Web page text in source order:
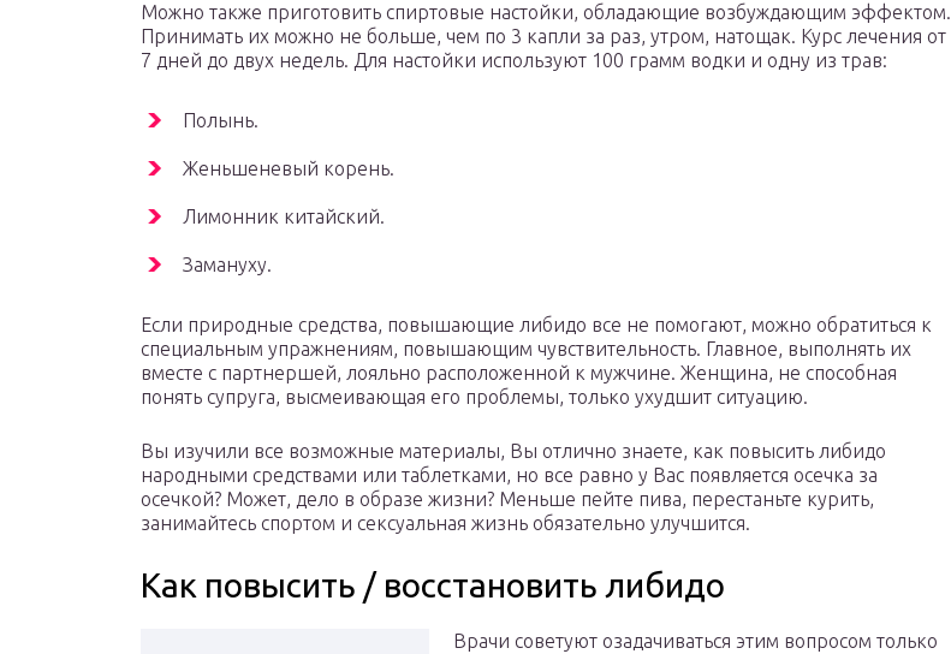
Можно также приготовить спиртовые настойки, обладающие возбуждающим эффектом.
Принимать их можно не больше, чем по 3 капли за раз, утром, натощак. Курс лечения от
7 дней до двух недель. Для настойки используют 100 грамм водки и одну из трав:
Полынь.
Женьшеневый корень.
Лимонник китайский.
Замануху.
Если природные средства, повышающие либидо все не помогают, можно обратиться к
специальным упражнениям, повышающим чувствительность. Главное, выполнять их
вместе с партнершей, лояльно расположенной к мужчине. Женщина, не способная
понять супруга, высмеивающая его проблемы, только ухудшит ситуацию.
Вы изучили все возможные материалы, Вы отлично знаете, как повысить либидо
народными средствами или таблетками, но все равно у Вас появляется осечка за
осечкой? Может, дело в образе жизни? Меньше пейте пива, перестаньте курить,
занимайтесь спортом и сексуальная жизнь обязательно улучшится.
Как повысить / восстановить либидо
Врачи советуют озадачиваться этим вопросом только